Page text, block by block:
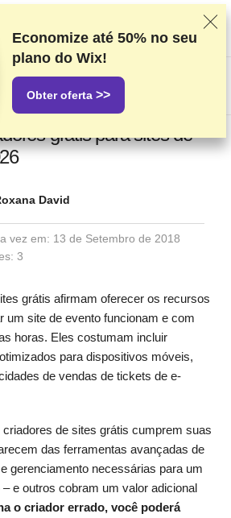
com base em testes e pesquisas rigorosos,
seu feedback e nossos acordos
Esta página contém links de
grátis para sites de
David
vez em: 13 de Setembro de 2018
3
grátis afirmam oferecer os recursos
um site de evento funcionam e com
horas. Eles costumam incluir
para dispositivos móveis,
de vendas de tickets de e-
de sites grátis cumprem suas
das ferramentas avançadas de
gerenciamento necessárias para um
e outros cobram um valor adicional
o criador errado, você poderá
Economize até 50% no seu
plano do Wix!
Obter oferta >>